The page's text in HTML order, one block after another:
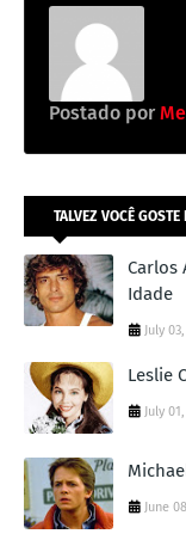
Postado por
TALVEZ VOCÊ
Carlos
Idade
July
Leslie
July
June